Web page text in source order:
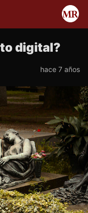
digital?
hace 7 años